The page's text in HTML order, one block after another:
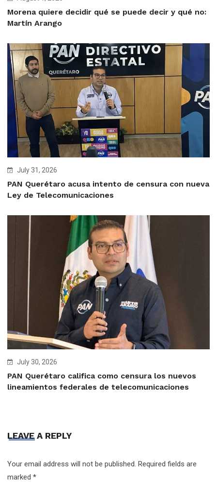
Morena quiere decidir qué se puede decir y qué no:
Martín Arango
July 31, 2026
PAN Querétaro acusa intento de censura con nueva
Ley de Telecomunicaciones
July 30, 2026
PAN Querétaro califica como censura los nuevos
lineamientos federales de telecomunicaciones
LEAVE A REPLY
Your email address will not be published. Required fields are
marked *